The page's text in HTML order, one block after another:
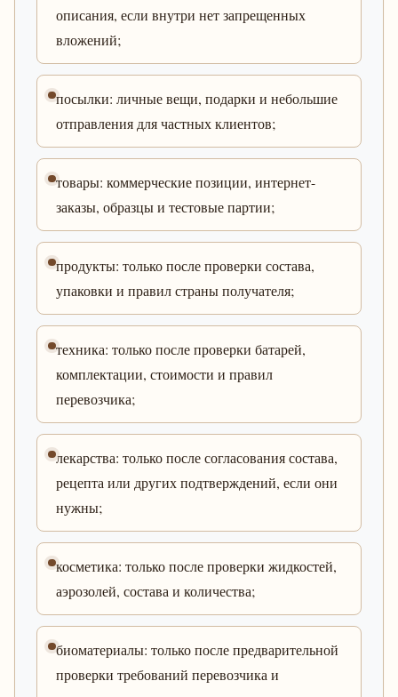
описания, если внутри нет запрещенных
вложений;
посылки: личные вещи, подарки и небольшие
отправления для частных клиентов;
товары: коммерческие позиции, интернет-
заказы, образцы и тестовые партии;
продукты: только после проверки состава,
упаковки и правил страны получателя;
техника: только после проверки батарей,
комплектации, стоимости и правил
перевозчика;
лекарства: только после согласования состава,
рецепта или других подтверждений, если они
нужны;
косметика: только после проверки жидкостей,
аэрозолей, состава и количества;
биоматериалы: только после предварительной
проверки требований перевозчика и